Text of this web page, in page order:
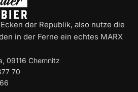
der Republik, also nutze die
in der Ferne ein echtes MARX
09116 Chemnitz
70